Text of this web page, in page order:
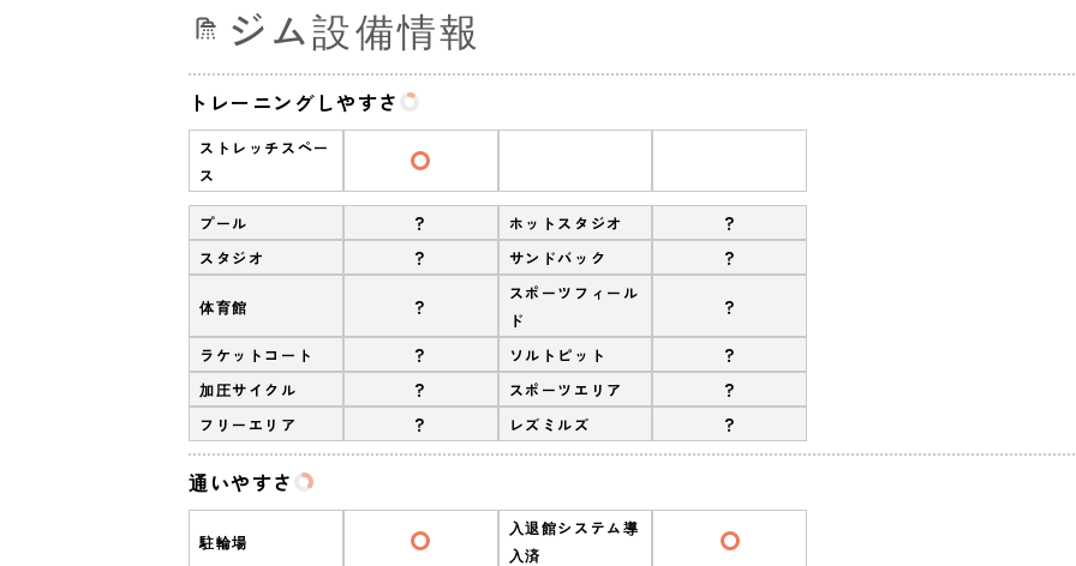
ジム設備情報
トレーニングしやすさ
ストレッチスペー
ス
プール ? ホットスタジオ ?
スタジオ ? サンドバック ?
体育館 ?
スポーツフィール
ド
?
ラケットコート ? ソルトピット ?
加圧サイクル ? スポーツエリア ?
フリーエリア ? レズミルズ ?
通いやすさ
駐輪場
入退館システム導
入済